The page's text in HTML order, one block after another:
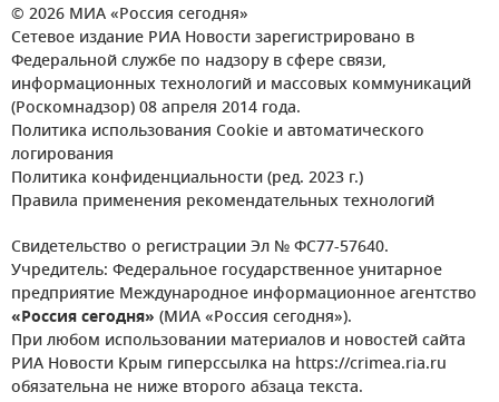
© 2026 МИА «Россия сегодня»
Сетевое издание РИА Новости зарегистрировано в
Федеральной службе по надзору в сфере связи,
информационных технологий и массовых коммуникаций
(Роскомнадзор) 08 апреля 2014 года.
Политика использования Cookie и автоматического
логирования
Политика конфиденциальности (ред. 2023 г.)
Правила применения рекомендательных технологий
Свидетельство о регистрации Эл № ФС77-57640.
Учредитель: Федеральное государственное унитарное
предприятие Международное информационное агентство
«Россия сегодня» (МИА «Россия сегодня»).
При любом использовании материалов и новостей сайта
РИА Новости Крым гиперссылка на https://crimea.ria.ru
обязательна не ниже второго абзаца текста.